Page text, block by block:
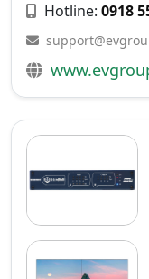
Hotline: 0918